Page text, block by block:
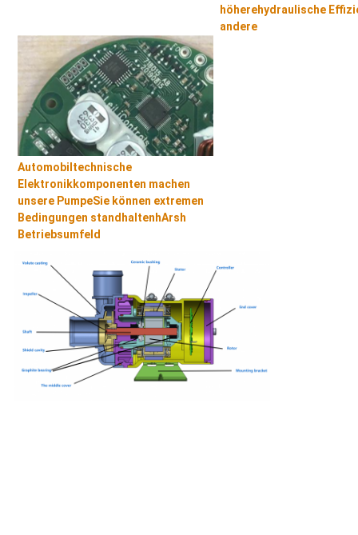
höherehydraulische
andere
Automobiltechnische
Elektronikkomponenten machen
unsere PumpeSie können extremen
Bedingungen standhalten hArsh
Betriebsumfeld